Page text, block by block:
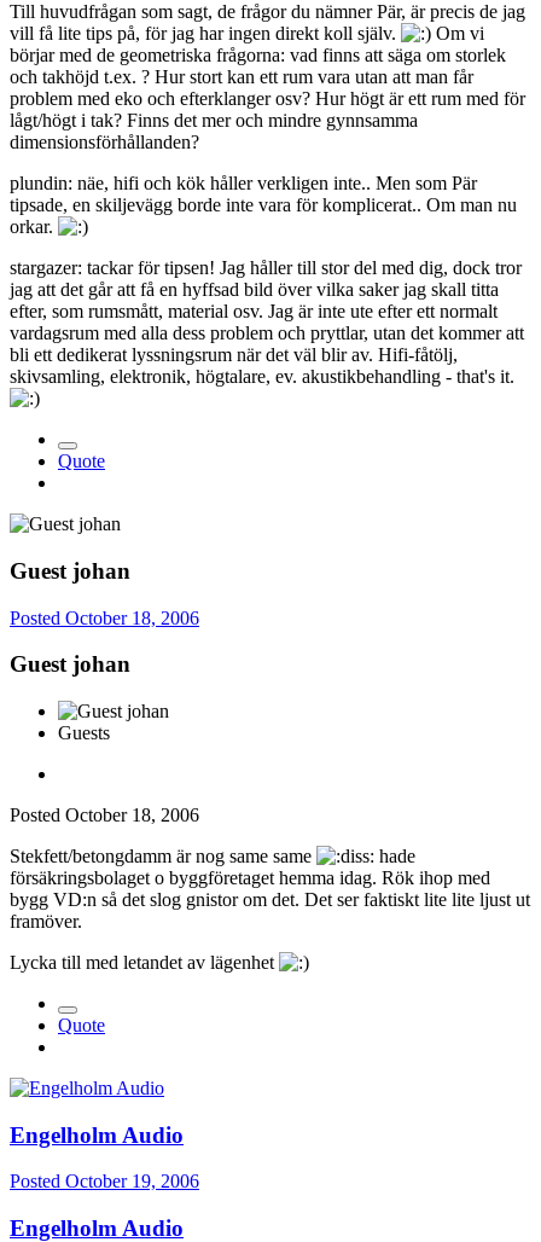
Till huvudfrågan som sagt, de frågor du nämner Pär, är precis de jag
vill få lite tips på, för jag har ingen direkt koll själv.
Om vi
börjar med de geometriska frågorna: vad finns att säga om storlek
och takhöjd t.ex. ? Hur stort kan ett rum vara utan att man får
problem med eko och efterklanger osv? Hur högt är ett rum med för
lågt/högt i tak? Finns det mer och mindre gynnsamma
dimensionsförhållanden?
plundin: näe, hifi och kök håller verkligen inte.. Men som Pär
tipsade, en skiljevägg borde inte vara för komplicerat.. Om man nu
orkar.
stargazer: tackar för tipsen! Jag håller till stor del med dig, dock tror
jag att det går att få en hyffsad bild över vilka saker jag skall titta
efter, som rumsmått, material osv. Jag är inte ute efter ett normalt
vardagsrum med alla dess problem och pryttlar, utan det kommer att
bli ett dedikerat lyssningsrum när det väl blir av. Hifi-fåtölj,
skivsamling, elektronik, högtalare, ev. akustikbehandling - that's it.
Quote
Guest johan
Posted October 18, 2006
Guest johan
Guests
Posted October 18, 2006
Stekfett/betongdamm är nog same same
hade
försäkringsbolaget o byggföretaget hemma idag. Rök ihop med
bygg VD:n så det slog gnistor om det. Det ser faktiskt lite lite ljust ut
framöver.
Lycka till med letandet av lägenhet
Quote
Engelholm Audio
Posted October 19, 2006
Engelholm Audio